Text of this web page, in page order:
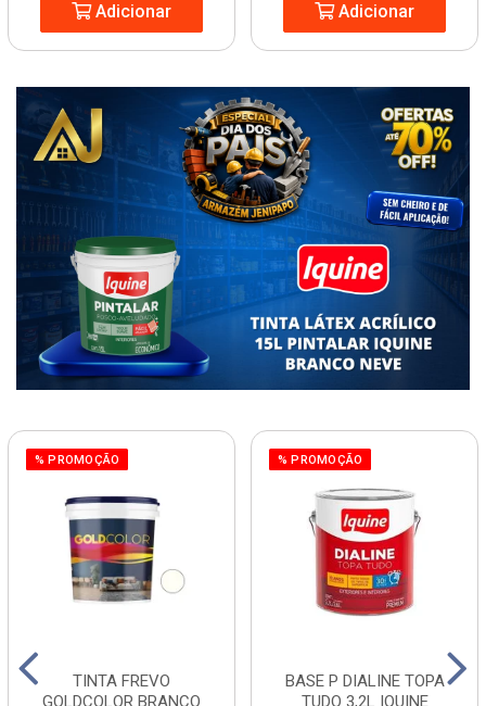
Adicionar Adicionar
% PROMOÇÃO
TINTA FREVO
GOLDCOLOR BRANCO
% PROMOÇÃO
BASE P DIALINE TOPA
TUDO 3,2L IQUINE